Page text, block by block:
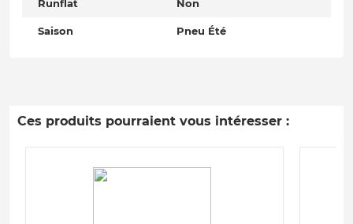
Runflat Non
Saison Pneu Été
Ces produits pourraient vous intéresser :